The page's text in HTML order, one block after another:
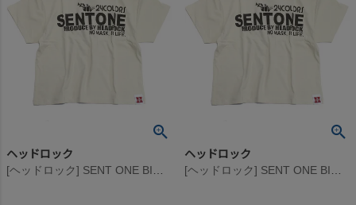
ヘッドロック ヘッドロック